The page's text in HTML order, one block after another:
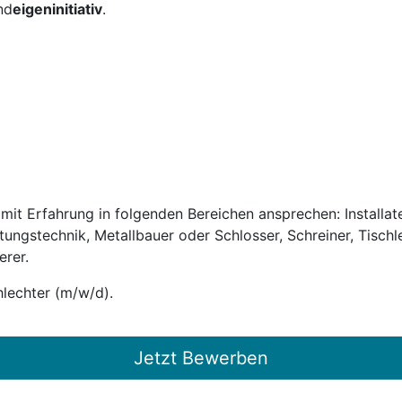
eigeninitiativ.
Erfahrung in folgenden Bereichen ansprechen:
Metallbauer oder Schlosser, Schreiner,
(m/w/d).
Jetzt Bewerben